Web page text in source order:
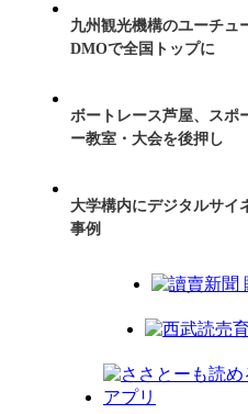
九州観光機構のユーチュ
DMOで全国トップに
ボートレース芦屋、ス
ー教室・大会を後押し
大学構内にデジタルサ
事例